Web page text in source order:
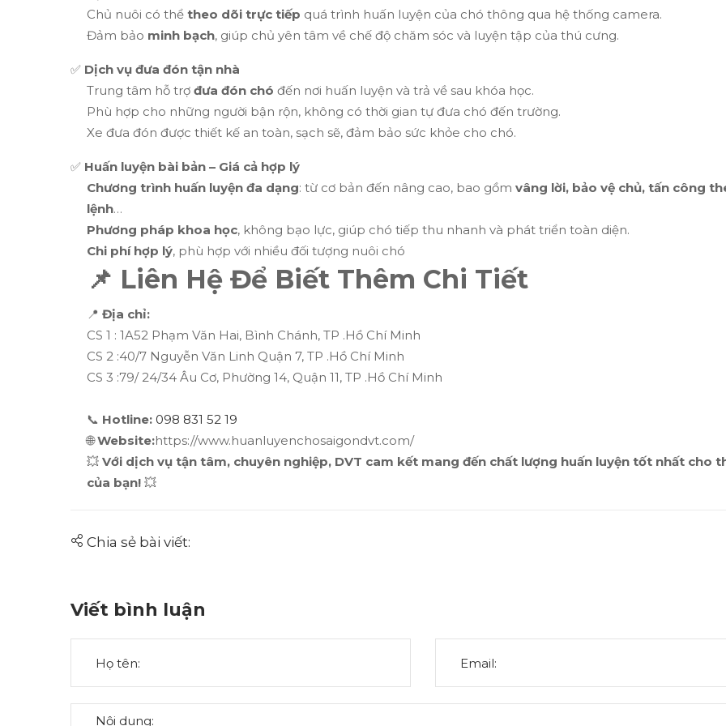
Chủ nuôi có thể theo dõi trực tiếp quá trình huấn luyện của chó thông qua hệ thống camera.
Đảm bảo minh bạch, giúp chủ yên tâm về chế độ chăm sóc và luyện tập của thú cưng.
✅ Dịch vụ đưa đón tận nhà
Trung tâm hỗ trợ đưa đón chó đến nơi huấn luyện và trả về sau khóa học.
Phù hợp cho những người bận rộn, không có thời gian tự đưa chó đến trường.
Xe đưa đón được thiết kế an toàn, sạch sẽ, đảm bảo sức khỏe cho chó.
✅ Huấn luyện bài bản – Giá cả hợp lý
Chương trình huấn luyện đa dạng: từ cơ bản đến nâng cao, bao gồm vâng lời, bảo vệ chủ, tấn công
lệnh…
Phương pháp khoa học, không bạo lực, giúp chó tiếp thu nhanh và phát triển toàn diện.
Chi phí hợp lý, phù hợp với nhiều đối tượng nuôi chó
📌 Liên Hệ Để Biết Thêm Chi Tiết
📍 Địa chỉ:
CS 1 : 1A52 Phạm Văn Hai, Bình Chánh, TP .Hồ Chí Minh
CS 2 :40/7 Nguyễn Văn Linh Quận 7, TP .Hồ Chí Minh
CS 3 :79/ 24/34 Âu Cơ, Phường 14, Quận 11, TP .Hồ Chí Minh
📞 Hotline: 098 831 52 19
🌐Website:https://www.huanluyenchosaigondvt.com/
💥 Với dịch vụ tận tâm, chuyên nghiệp, DVT cam kết mang đến chất lượng huấn luyện tốt nhất cho
của bạn! 💥
Chia sẻ bài viết:
Viết bình luận